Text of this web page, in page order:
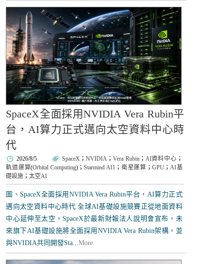
SpaceX全面採用NVIDIA Vera Rubin平
台，AI算力正式邁向太空資料中心時
代
2026/8/5 SpaceX； NVIDIA； Vera Rubin； AI資料中心 ；
軌道運算(Orbital Computing)；Starmind AI1 ； 衛星運算 ； GPU； AI基
礎設施 ；太空AI
圖、SpaceX全面採用NVIDIA Vera Rubin平台，AI算力正式
邁向太空資料中心時代 全球AI基礎設施競賽正從地面資料
中心延伸至太空。SpaceX於最新財報法人說明會宣布，未
來旗下AI基礎設施將全面採用NVIDIA Vera Rubin架構，並
與NVIDIA共同開發Sta...More